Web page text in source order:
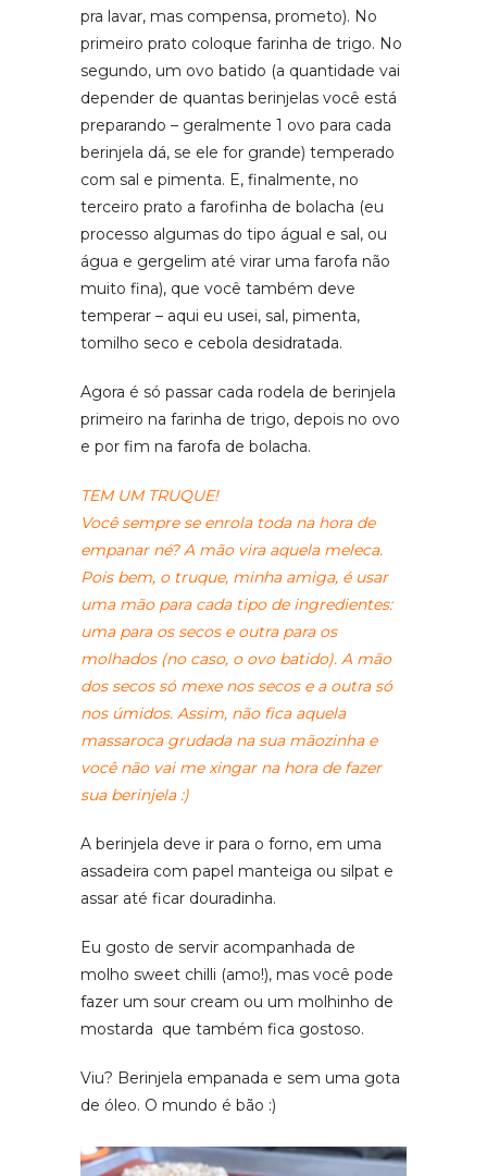
pra lavar, mas compensa, prometo). No
primeiro prato coloque farinha de trigo. No
segundo, um ovo batido (a quantidade vai
depender de quantas berinjelas você está
preparando – geralmente 1 ovo para cada
berinjela dá, se ele for grande) temperado
com sal e pimenta. E, finalmente, no
terceiro prato a farofinha de bolacha (eu
processo algumas do tipo águal e sal, ou
água e gergelim até virar uma farofa não
muito fina), que você também deve
temperar – aqui eu usei, sal, pimenta,
tomilho seco e cebola desidratada.
Agora é só passar cada rodela de berinjela
primeiro na farinha de trigo, depois no ovo
e por fim na farofa de bolacha.
TEM UM TRUQUE!
Você sempre se enrola toda na hora de
empanar né? A mão vira aquela meleca.
Pois bem, o truque, minha amiga, é usar
uma mão para cada tipo de ingredientes:
uma para os secos e outra para os
molhados (no caso, o ovo batido). A mão
dos secos só mexe nos secos e a outra só
nos úmidos. Assim, não fica aquela
massaroca grudada na sua mãozinha e
você não vai me xingar na hora de fazer
sua berinjela :)
A berinjela deve ir para o forno, em uma
assadeira com papel manteiga ou silpat e
assar até ficar douradinha.
Eu gosto de servir acompanhada de
molho sweet chilli (amo!), mas você pode
fazer um sour cream ou um molhinho de
mostarda que também fica gostoso.
Viu? Berinjela empanada e sem uma gota
de óleo. O mundo é bão :)